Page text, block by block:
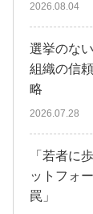
2026.08.04
選挙のな
組織の信
略
2026.07.28
「若者に
ットフォ
罠」